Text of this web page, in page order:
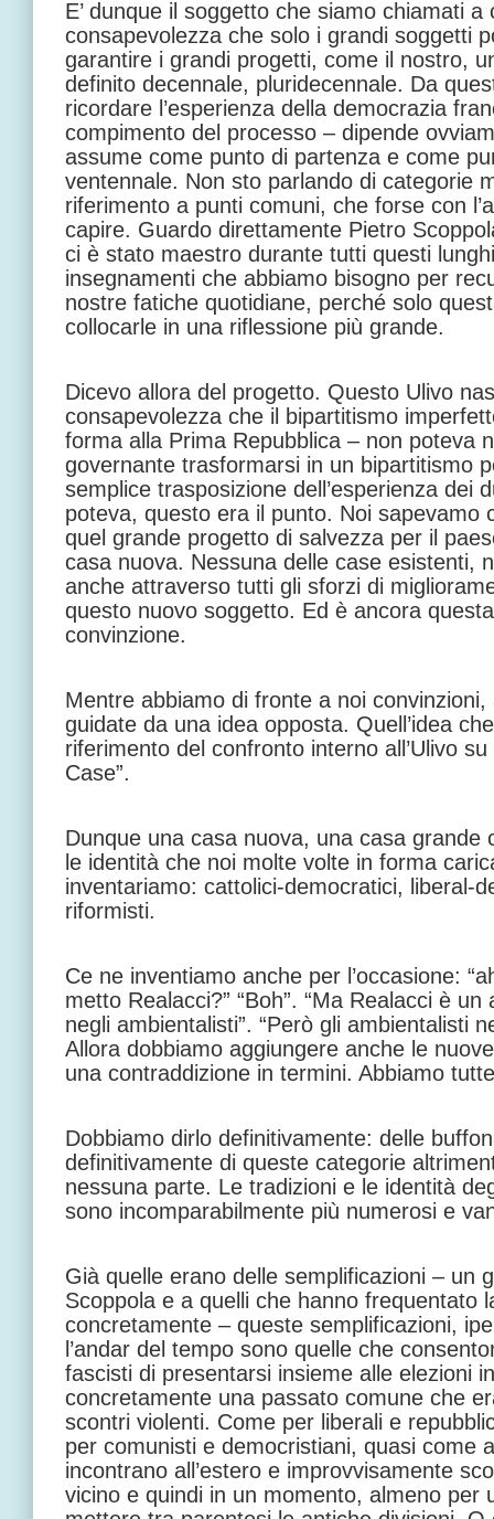
E’ dunque il soggetto che siamo chiamati
consapevolezza che solo i grandi soggetti
garantire i grandi progetti, come il nostro,
definito decennale, pluridecennale. Da
ricordare l’esperienza della democrazia
compimento del processo – dipende
assume come punto di partenza e come
ventennale. Non sto parlando di categorie
riferimento a punti comuni, che forse con
capire. Guardo direttamente Pietro
ci è stato maestro durante tutti questi
insegnamenti che abbiamo bisogno per
nostre fatiche quotidiane, perché solo
collocarle in una riflessione più grande.
Dicevo allora del progetto. Questo Ulivo
consapevolezza che il bipartitismo
forma alla Prima Repubblica – non poteva
governante trasformarsi in un bipartitismo
semplice trasposizione dell’esperienza dei
poteva, questo era il punto. Noi sapevamo
quel grande progetto di salvezza per il
casa nuova. Nessuna delle case esistenti,
anche attraverso tutti gli sforzi di
questo nuovo soggetto. Ed è ancora
convinzione.
Mentre abbiamo di fronte a noi
guidate da una idea opposta. Quell’idea
riferimento del confronto interno all’Ulivo
Case”.
Dunque una casa nuova, una casa grande
le identità che noi molte volte in forma
inventariamo: cattolici-democratici, liberal-
riformisti.
Ce ne inventiamo anche per l’occasione:
metto Realacci?” “Boh”. “Ma Realacci è
negli ambientalisti”. “Però gli ambientalisti
Allora dobbiamo aggiungere anche le
una contraddizione in termini. Abbiamo
Dobbiamo dirlo definitivamente: delle
definitivamente di queste categorie
nessuna parte. Le tradizioni e le identità
sono incomparabilmente più numerosi e
Già quelle erano delle semplificazioni – un
Scoppola e a quelli che hanno frequentato
concretamente – queste semplificazioni,
l’andar del tempo sono quelle che
fascisti di presentarsi insieme alle elezioni
concretamente una passato comune che
scontri violenti. Come per liberali e
per comunisti e democristiani, quasi come
incontrano all’estero e improvvisamente
vicino e quindi in un momento, almeno per